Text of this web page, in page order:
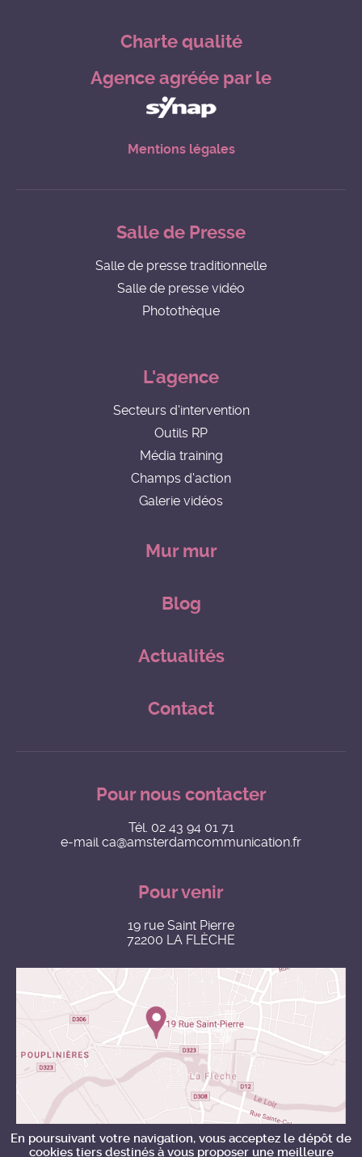
Charte qualité
Agence agréée par le
Mentions légales
Salle de Presse
Salle de presse traditionnelle
Salle de presse vidéo
Photothèque
L'agence
Secteurs d'intervention
Outils RP
Média training
Champs d'action
Galerie vidéos
Mur mur
Blog
Actualités
Contact
Pour nous contacter
Tél. 02 43 94 01 71
e-mailca@amsterdamcommunication.fr
Pour venir
19 rue Saint Pierre
72200 LA FLÈCHE
En poursuivant votre navigation, vous acceptez le dépôt de
cookies tiers destinés à vous proposer une meilleure